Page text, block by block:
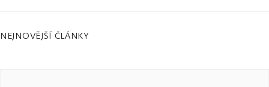
NEJNOVĚJŠÍ ČLÁNKY